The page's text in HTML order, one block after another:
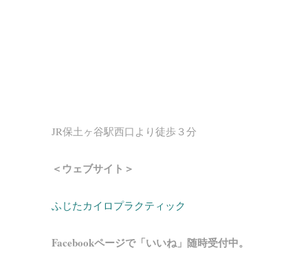
JR保土ヶ谷駅西口より徒歩３分
＜ウェブサイト＞
ふじたカイロプラクティック
Facebookページで「いいね」随時受付中。